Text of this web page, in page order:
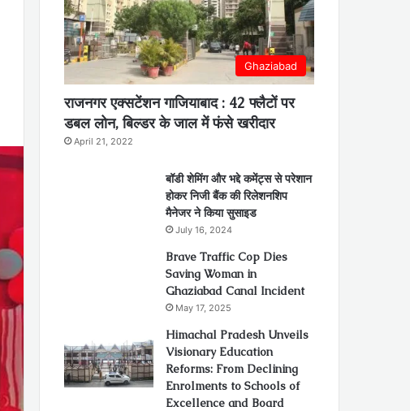
Ghaziabad
राजनगर एक्सटेंशन गाजियाबाद : 42 फ्लैटों पर
डबल लोन, बिल्डर के जाल में फंसे खरीदार
April 21, 2022
बॉडी शेमिंग और भद्दे कमेंट्स से परेशान
होकर निजी बैंक की रिलेशनशिप
मैनेजर ने किया सुसाइड
July 16, 2024
Brave Traffic Cop Dies
Saving Woman in
Ghaziabad Canal Incident
May 17, 2025
Himachal Pradesh Unveils
Visionary Education
Reforms: From Declining
Enrolments to Schools of
Excellence and Board